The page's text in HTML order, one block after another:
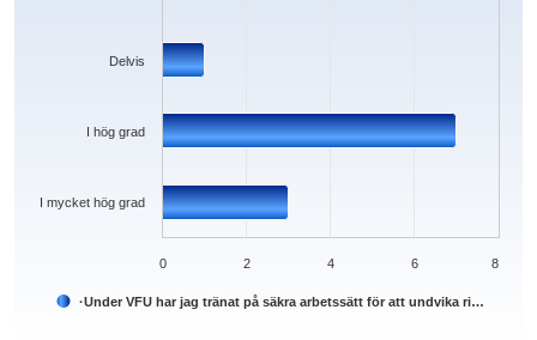
·Under VFU har jag tränat på säkra arbetssätt för att undvika ri…
I mycket hög grad
I hög grad
Delvis
0 2 4 6 8